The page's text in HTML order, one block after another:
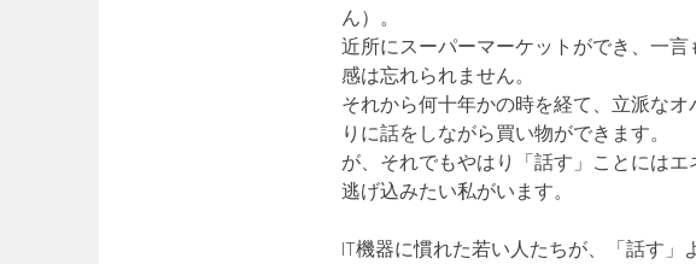
ん）。
近所にスーパーマーケットができ、一
感は忘れられません。
それから何十年かの時を経て、立派な
りに話をしながら買い物ができます。
が、それでもやはり「話す」ことには
逃げ込みたい私がいます。
IT機器に慣れた若い人たちが、「話す